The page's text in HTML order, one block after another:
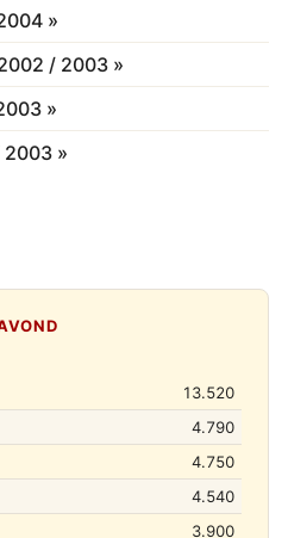
»
/ 2003 »
»
»
13.520
4.790
4.750
4.540
3.900